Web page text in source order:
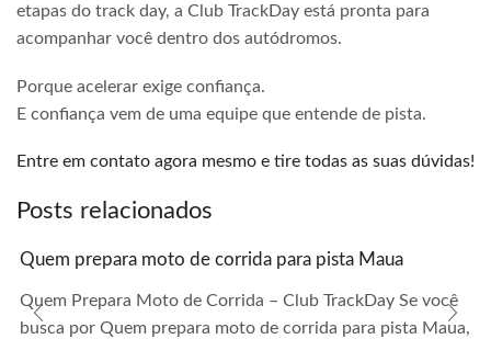
etapas do track day, a Club TrackDay está pronta para
acompanhar você dentro dos autódromos.
Porque acelerar exige confiança.
E confiança vem de uma equipe que entende de pista.
Entre em contato agora mesmo e tire todas as suas dúvidas!
Posts relacionados
Quem prepara moto de corrida para pista Maua
Quem Prepara Moto de Corrida – Club TrackDay Se você
busca por Quem prepara moto de corrida para pista Maua,